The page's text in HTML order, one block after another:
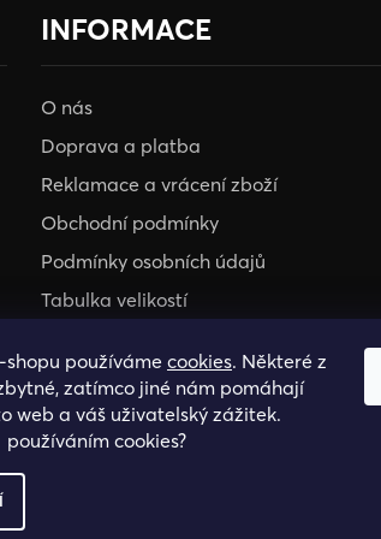
shopu používáme cookies. Některé z
zatímco jiné nám pomáhají
web a váš uživatelský zážitek.
cookies?
INFORMACE
O nás
Doprava a platba
Reklamace a vrácení zboží
Obchodní podmínky
Podmínky osobních údajů
Tabulka velikostí
HOSH KLUB
VELKOOBCHOD
S.R.O., IC: 25774701.